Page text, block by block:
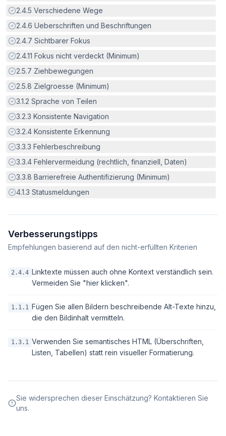
Erfüllt:
2.4.5 Verschiedene Wege
Erfüllt:
2.4.6 Ueberschriften und Beschriftungen
Erfüllt:
2.4.7 Sichtbarer Fokus
Erfüllt:
2.4.11 Fokus nicht verdeckt (Minimum)
Erfüllt:
2.5.7 Ziehbewegungen
Erfüllt:
2.5.8 Zielgroesse (Minimum)
Erfüllt:
3.1.2 Sprache von Teilen
Erfüllt:
3.2.3 Konsistente Navigation
Erfüllt:
3.2.4 Konsistente Erkennung
Erfüllt:
3.3.3 Fehlerbeschreibung
Erfüllt:
3.3.4 Fehlervermeidung (rechtlich, finanziell, Daten)
Erfüllt:
3.3.8 Barrierefreie Authentifizierung (Minimum)
Erfüllt:
4.1.3 Statusmeldungen
Verbesserungstipps
Empfehlungen basierend auf den nicht-erfüllten Kriterien
2.4.4 Linktexte müssen auch ohne Kontext verständlich sein.
Vermeiden Sie "hier klicken".
1.1.1 Fügen Sie allen Bildern beschreibende Alt-Texte hinzu,
die den Bildinhalt vermitteln.
1.3.1 Verwenden Sie semantisches HTML (Überschriften,
Listen, Tabellen) statt rein visueller Formatierung.
Sie widersprechen dieser Einschätzung? Kontaktieren Sie
uns.